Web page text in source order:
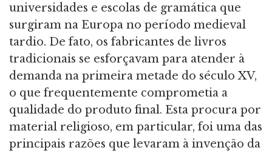
universidades e escolas de gramática que
surgiram na Europa no período medieval
tardio. De fato, os fabricantes de livros
tradicionais se esforçavam para atender à
demanda na primeira metade do século XV,
o que frequentemente comprometia a
qualidade do produto final. Esta procura por
material religioso, em particular, foi uma das
principais razões que levaram à invenção da